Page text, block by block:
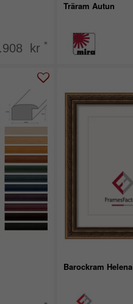
kr *
Träram Autun
Barockram Helena